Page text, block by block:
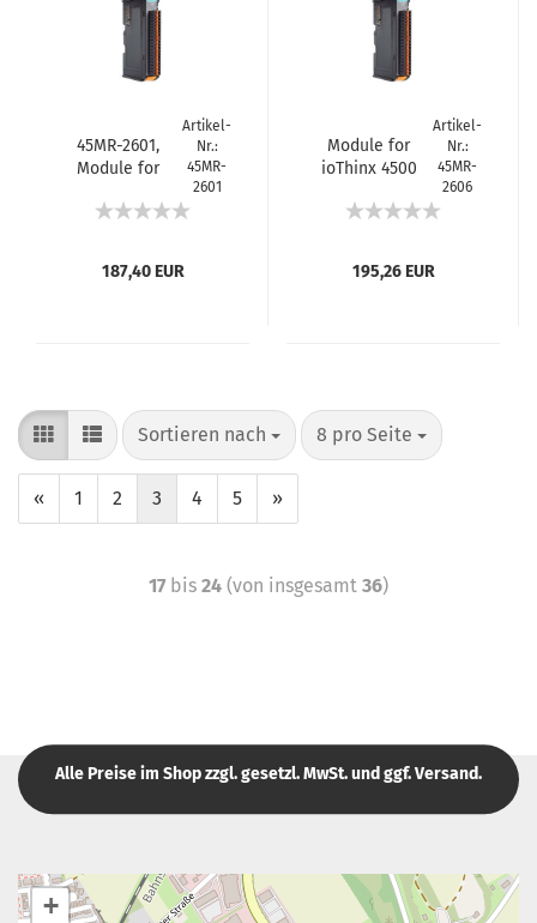
45MR-2601,
Module for
Series, 16 DOs,
Artikel-
Nr.:
45MR-
2601
187,40 EUR
Module for
ioThinx 4500
24VDC PNP 8
60°C
Artikel-
Nr.:
45MR-
2606
195,26 EUR
Sortieren nach 8 pro Seite
« 1 2 3 4 5 »
17 bis 24 (von insgesamt 36)
Alle Preise im Shop zzgl. gesetzl. MwSt. und ggf. Versand.
+